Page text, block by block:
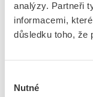
analýzy. Partneři
informacemi,
důsledku toho, že
souhlasu
Nutné
Přidat k porovnání
15 ks